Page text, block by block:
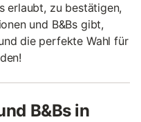
erlaubt, zu bestätigen,
und B&Bs gibt,
die perfekte Wahl für
B&Bs in